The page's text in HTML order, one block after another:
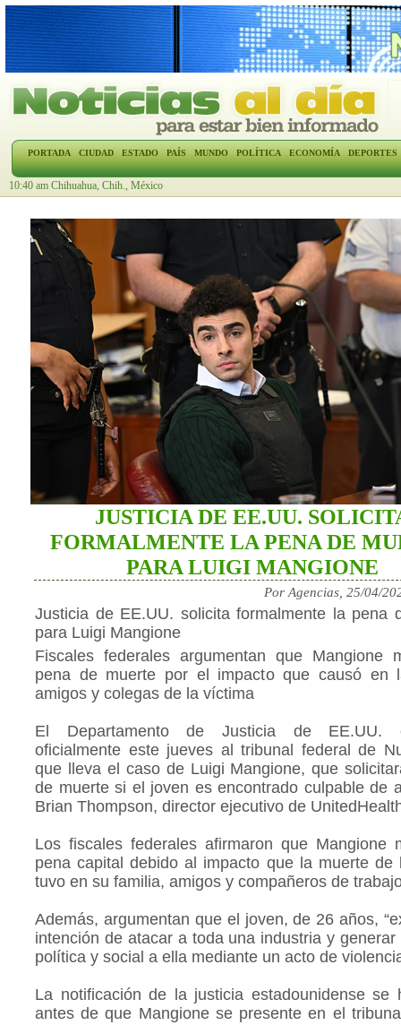
PORTADA CIUDAD ESTADO PAÍS MUNDO POLÍTICA ECONOMÍA DEPORTES
10:40 am Chihuahua, Chih., México
JUSTICIA DE EE.UU.
FORMALMENTE LA PENA DE
PARA LUIGI MANGIONE
Por Agencias, 25/04/
Justicia de EE.UU. solicita formalmente la pena
para Luigi Mangione
Fiscales federales argumentan que Mangione
pena de muerte por el impacto que causó en
amigos y colegas de la víctima
El Departamento de Justicia de EE.UU.
oficialmente este jueves al tribunal federal de
que lleva el caso de Luigi Mangione, que
de muerte si el joven es encontrado culpable de
Brian Thompson, director ejecutivo de
Los fiscales federales afirmaron que Mangione
pena capital debido al impacto que la muerte de
tuvo en su familia, amigos y compañeros de
Además, argumentan que el joven, de 26 años,
intención de atacar a toda una industria y generar
política y social a ella mediante un acto de
La notificación de la justicia estadounidense se
antes de que Mangione se presente en el